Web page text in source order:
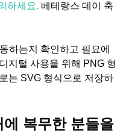
하세요. 베테랑스 데이 축
하는지 확인하고 필요에
지털 사용을 위해 PNG 형
는 SVG 형식으로 저장하
복무한 분들을